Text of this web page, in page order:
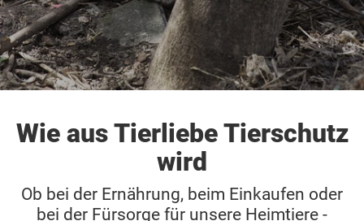
Wie aus Tierliebe Tierschutz
wird
Ob bei der Ernährung, beim Einkaufen oder
bei der Fürsorge für unsere Heimtiere -